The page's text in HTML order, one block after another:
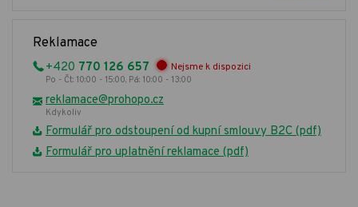
Reklamace
+420 770 126 657 Nejsme k dispozici
Po - Čt: 10:00 - 15:00, Pá: 10:00 - 13:00
reklamace@prohopo.cz
Kdykoliv
Formulář pro odstoupení od kupní smlouvy B2C (pdf)
Formulář pro uplatnění reklamace (pdf)